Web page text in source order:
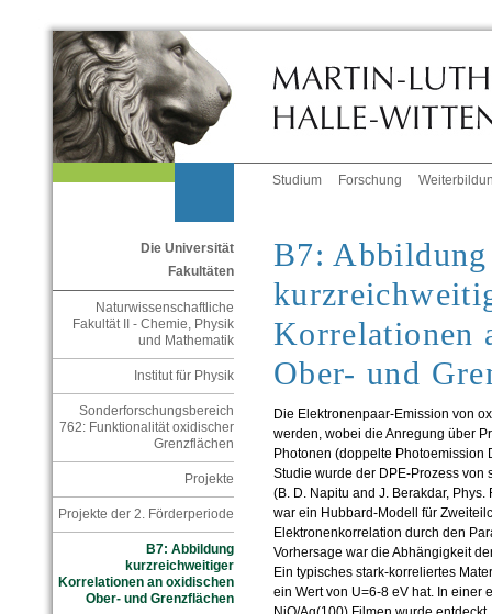
Studium Forschung
Die Universität
Fakultäten
Naturwissenschaftliche
Fakultät II - Chemie, Physik
und Mathematik
Institut für Physik
Sonderforschungsbereich
762: Funktionalität oxidischer
Grenzflächen
Projekte
Projekte der 2. Förderperiode
B7: Abbildung
kurzreichweitiger
Korrelationen an oxidischen
Ober- und Grenzflächen
B7: Abbildung
Korrelationen
Ober- und
Die Elektronenpaar-Emission von
werden, wobei die Anregung über
Photonen (doppelte Photoemission
Studie wurde der DPE-Prozess von
(B. D. Napitu and J. Berakdar,
war ein Hubbard-Modell für
Elektronenkorrelation durch den
Vorhersage war die Abhängigkeit
Ein typisches stark-korreliertes
ein Wert von U=6-8 eV hat. In einer